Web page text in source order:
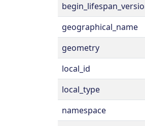
geographical_name
geometry
local_id
local_type
namespace